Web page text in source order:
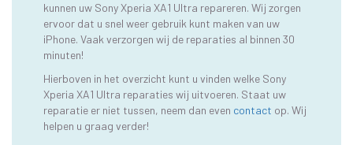
kunnen uw Sony Xperia XA1 Ultra repareren. Wij zorgen
ervoor dat u snel weer gebruik kunt maken van uw
iPhone. Vaak verzorgen wij de reparaties al binnen 30
minuten!
Hierboven in het overzicht kunt u vinden welke Sony
Xperia XA1 Ultra reparaties wij uitvoeren. Staat uw
reparatie er niet tussen, neem dan even contact op. Wij
helpen u graag verder!